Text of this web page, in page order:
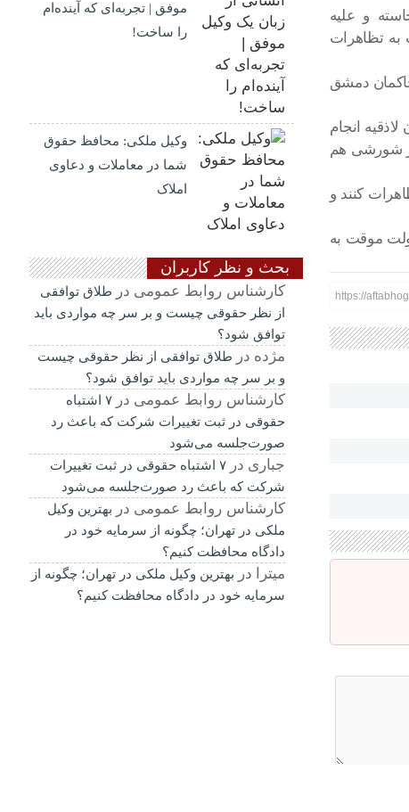
و علیه
تظاهرات
دمشق
انجام
شورشی هم
کنند و
موقت به
https://
موفق | تجربه‌ای که آینده‌ام
را ساخت!
وکیل ملکی: محافظ حقوق
شما در معاملات و دعاوی
املاک
بحث و نظر کاربران
کارشناس روابط عمومی در
طلاق توافقی
از نظر حقوقی چیست و بر سر چه مواردی باید
توافق شود؟
مژده در
طلاق توافقی از نظر حقوقی چیست
و بر سر چه مواردی باید توافق شود؟
کارشناس روابط عمومی در
۷ اشتباه
حقوقی در ثبت تغییرات شرکت که باعث رد
صورت‌جلسه می‌شود
جباری در
۷ اشتباه حقوقی در ثبت تغییرات
شرکت که باعث رد صورت‌جلسه می‌شود
کارشناس روابط عمومی در
بهترین وکیل
ملکی در تهران؛ چگونه از سرمایه خود در
دادگاه محافظت کنیم؟
میترا در
بهترین وکیل ملکی در تهران؛ چگونه از
سرمایه خود در دادگاه محافظت کنیم؟